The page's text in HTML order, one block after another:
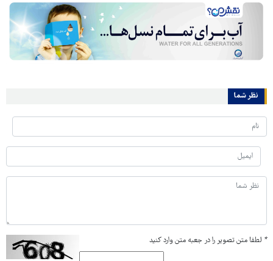
نظر شما
* لطفا متن تصویر را در جعبه متن وارد کنید